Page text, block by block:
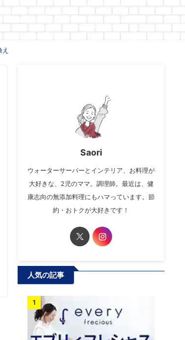
Saori
ウォーターサーバーとインテリア、お料理が
大好きな、2児のママ。調理師。最近は、健
康志向の無添加料理にもハマっています。節
約・おトクが大好きです！
人気の記事
1